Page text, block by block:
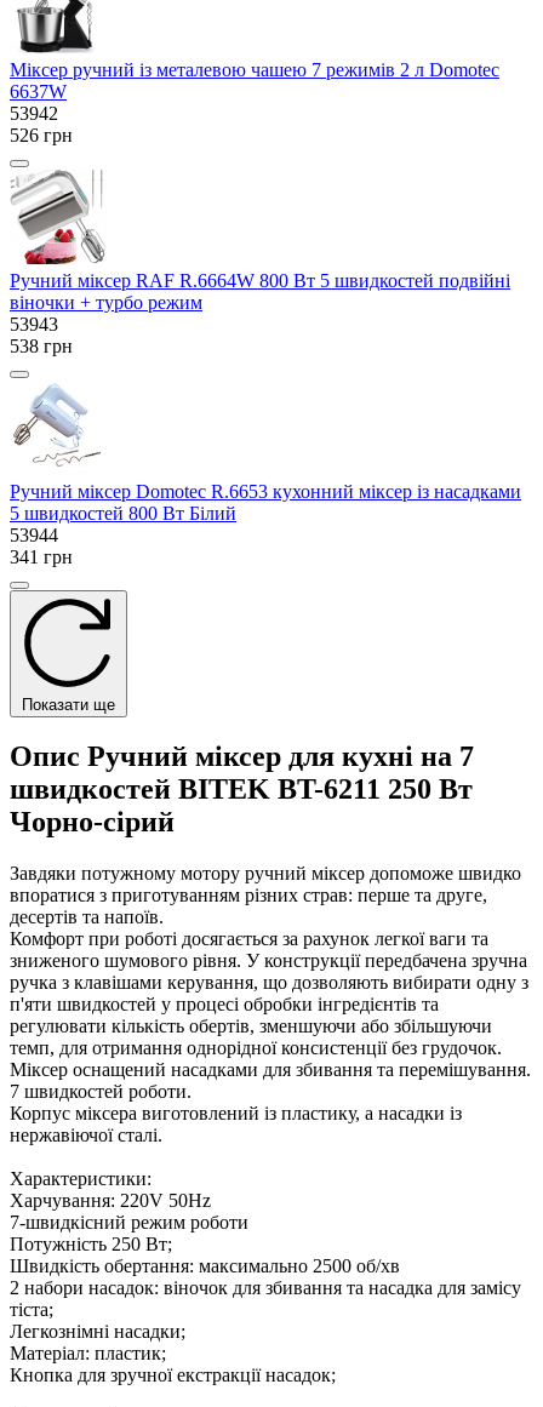
Міксер ручний із металевою чашею 7 режимів 2 л Domotec
6637W
53942
526 грн
Ручний міксер RAF R.6664W 800 Вт 5 швидкостей подвійні
віночки + турбо режим
53943
538 грн
Ручний міксер Domotec R.6653 кухонний міксер із насадками
5 швидкостей 800 Вт Білий
53944
341 грн
Показати ще
Опис Ручний міксер для кухні на 7
швидкостей BITEK BT-6211 250 Вт
Чорно-сірий
Завдяки потужному мотору ручний міксер допоможе швидко
впоратися з приготуванням різних страв: перше та друге,
десертів та напоїв.
Комфорт при роботі досягається за рахунок легкої ваги та
зниженого шумового рівня. У конструкції передбачена зручна
ручка з клавішами керування, що дозволяють вибирати одну з
п'яти швидкостей у процесі обробки інгредієнтів та
регулювати кількість обертів, зменшуючи або збільшуючи
темп, для отримання однорідної консистенції без грудочок.
Міксер оснащений насадками для збивання та перемішування.
7 швидкостей роботи.
Корпус міксера виготовлений із пластику, а насадки із
нержавіючої сталі.
Характеристики:
Харчування: 220V 50Hz
7-швидкісний режим роботи
Потужність 250 Вт;
Швидкість обертання: максимально 2500 об/хв
2 набори насадок: віночок для збивання та насадка для замісу
тіста;
Легкознімні насадки;
Матеріал: пластик;
Кнопка для зручної екстракції насадок;